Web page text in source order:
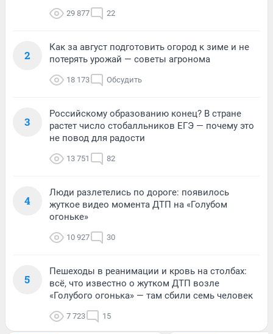
29 877 22
2
Как за август подготовить огород к зиме и не
потерять урожай — советы агронома
18 173 Обсудить
3
Российскому образованию конец? В стране
растет число стобалльников ЕГЭ — почему это
не повод для радости
13 751 82
4
Люди разлетелись по дороге: появилось
жуткое видео момента ДТП на «Голубом
огоньке»
10 927 30
5
Пешеходы в реанимации и кровь на столбах:
всё, что известно о жутком ДТП возле
«Голубого огонька» — там сбили семь человек
7 723 15